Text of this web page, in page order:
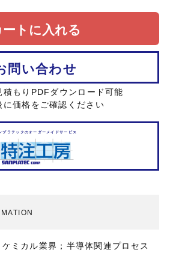
プラテックのオーダーメイドサービス
問い合わせ
ートに入れる
もりPDFダウンロード可能
価格をご確認ください
ミカル業界；半導体関連プロセス